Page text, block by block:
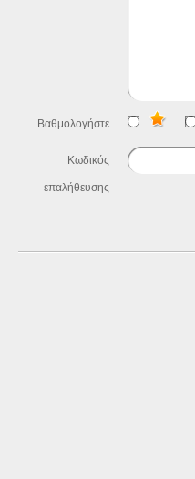
Βαθμολογήστε
Κωδικός
επαλήθευσης